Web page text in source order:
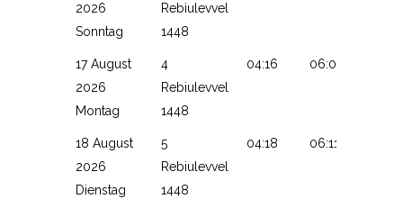
2026
Sonntag
Rebiulevvel
1448
17 August
2026
Montag
4
Rebiulevvel
1448
04:16 06:09
18 August
2026
Dienstag
5
Rebiulevvel
1448
04:18 06:11